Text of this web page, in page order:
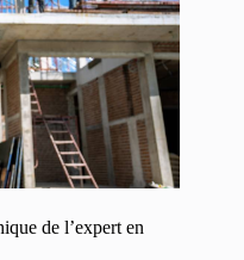
de l’expert en